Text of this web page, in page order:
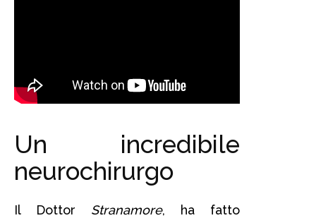
Un incredibile
neurochirurgo
Il Dottor Stranamore, ha fatto